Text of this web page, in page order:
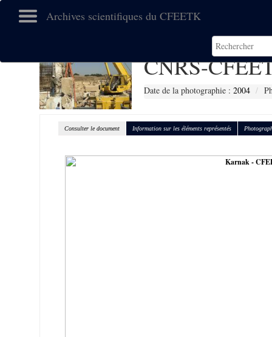
Archives scientifiques du CFEETK
CNRS-
Date de la photographie : 2004
Consulter le document Information sur les éléments représentés